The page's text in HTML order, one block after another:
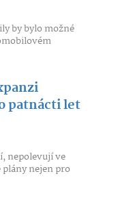
by bylo možné
patnácti let
nepolevují ve
nejen pro